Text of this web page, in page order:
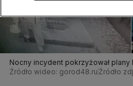
Nocny incydent pokrzyżował
Źródło wideo: gorod48.ru Źródło